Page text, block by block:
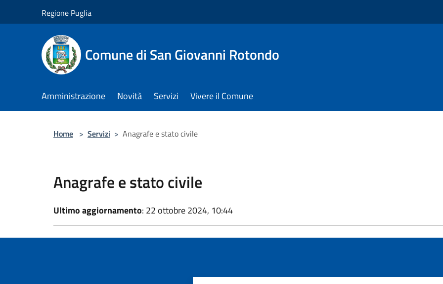
Regione Puglia
Comune di San Giovanni Rotondo
Amministrazione Novità Servizi Vivere il Comune
Home > Servizi > Anagrafe e stato civile
Anagrafe e stato civile
Ultimo aggiornamento: 22 ottobre 2024, 10:44